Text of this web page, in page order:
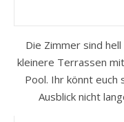
Die Zimmer sind
kleinere Terrassen
Pool. Ihr könnt euch
Ausblick nicht